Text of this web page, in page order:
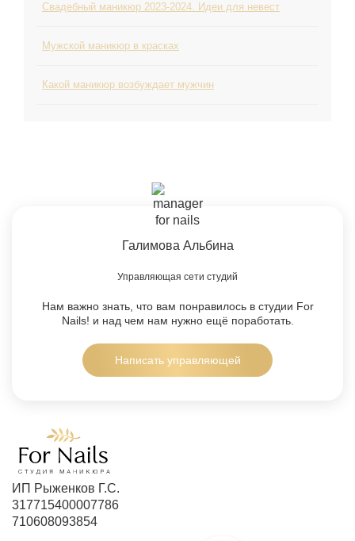
Свадебный маникюр 2023-2024. Идеи для невест
Мужской маникюр в красках
Какой маникюр возбуждает мужчин
Галимова Альбина
Управляющая сети студий
Нам важно знать, что вам понравилось в студии For
Nails! и над чем нам нужно ещё поработать.
Написать управляющей
ИП Рыженков Г.С.
317715400007786
710608093854